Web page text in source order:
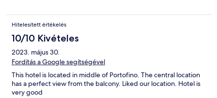
Hitelesített értékelés
10/10 Kivételes
2023. május 30.
Fordítás a Google segítségével
This hotel is located in middle of Portofino. The central location
has a perfect view from the balcony. Liked our location. Hotel is
very good